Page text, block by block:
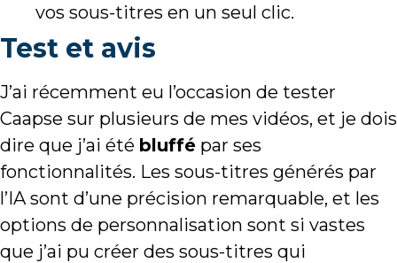
vos sous-titres en un seul clic.
Test et avis
J’ai récemment eu l’occasion de tester
Caapse sur plusieurs de mes vidéos, et je dois
dire que j’ai été bluffé par ses
fonctionnalités. Les sous-titres générés par
l’IA sont d’une précision remarquable, et les
options de personnalisation sont si vastes
que j’ai pu créer des sous-titres qui